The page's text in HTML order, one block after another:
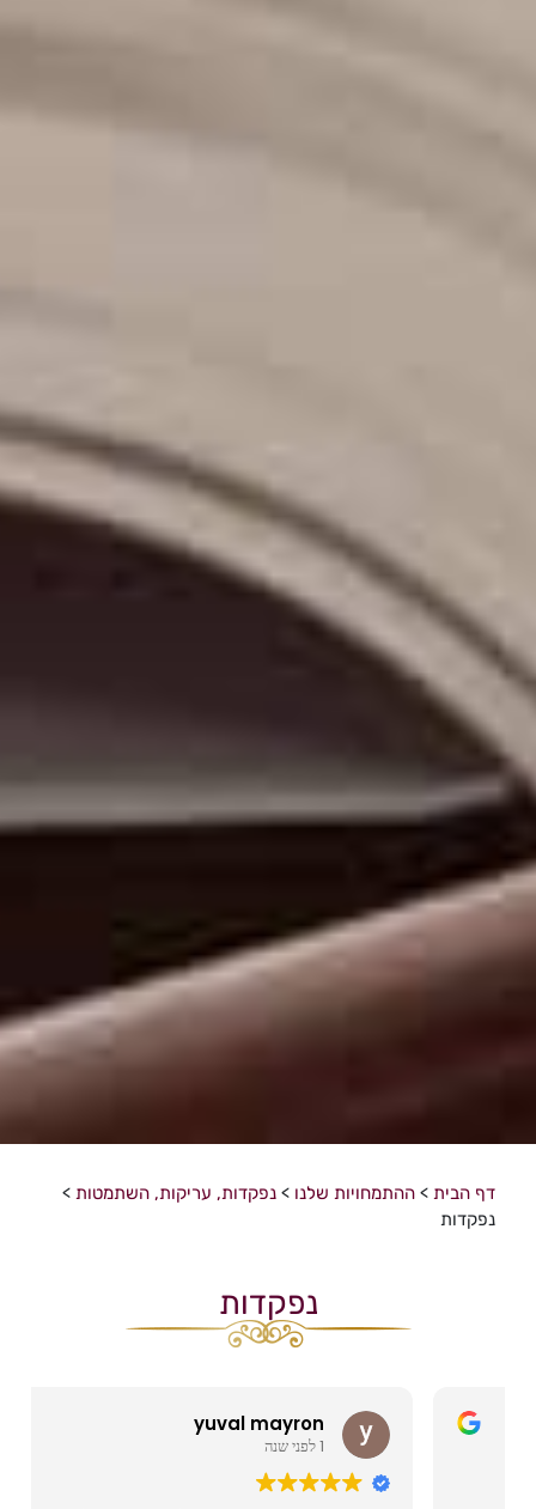
דף הבית> ההתמחויות שלנו > נפקדות, עריקות, השתמטות>
נפקדות
נפקדות
yuval mayron